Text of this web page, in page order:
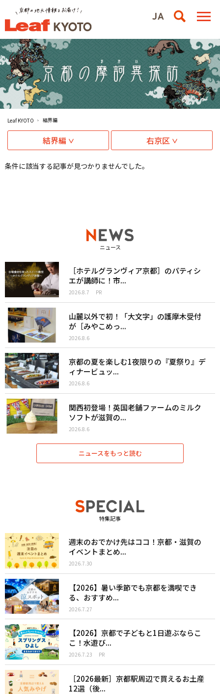
Leaf KYOTO 結界編
結界編 右京区
条件に該当する記事が見つかりませんでした。
ニュース
［ホテルグランヴィア京都］のパティシ
エが講師に！市...
2026.8.7 PR
山麓以外で初！「大文字」の護摩木受付
が［みやこめっ...
2026.8.6
京都の夏を楽しむ1夜限りの『夏祭り』デ
ィナービュッ...
2026.8.6
関西初登場！英国老舗ファームのミルク
ソフトが滋賀の...
2026.8.6
ニュースをもっと読む
特集記事
週末のおでかけ先はココ！京都・滋賀の
イベントまとめ...
2026.7.30
【2026】暑い季節でも京都を満喫でき
る、おすすめ...
2026.7.27
【2026】京都で子どもと1日遊ぶならこ
こ！水遊び...
2026.7.23 PR
［2026最新］京都駅周辺で買えるお土産
12選（後...